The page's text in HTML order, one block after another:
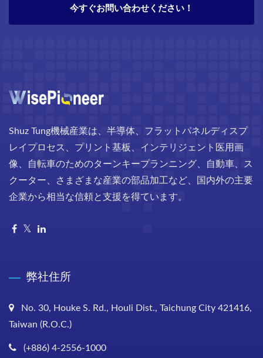
今すぐお問い合わせください！
Shuz Tung機械産業は、半導体、フラットパネルディスプ
レイプロセス、プリント基板、インテリジェント医用画
像、自転車のためのターンキープランニング、自動車、ス
クーター、さまざまな産業の部品加工など、国内外の主要
企業から相当な信頼と支援を得ています。
弊社住所
No. 30, Houke S. Rd., Houli Dist., Taichung City 421416,
Taiwan (R.O.C.)
(+886) 4-2556-1000